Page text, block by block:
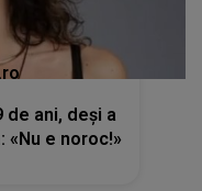
de ani, deși a
e noroc!»